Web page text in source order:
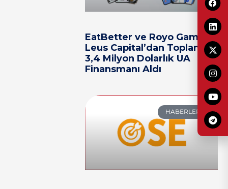
EatBetter ve Royo Games,
Leus Capital’dan Toplam
3,4 Milyon Dolarlık UA
Finansmanı Aldı
HABERLER